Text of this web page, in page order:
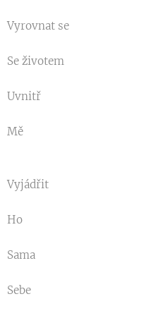
Vyrovnat se
Se životem
Uvnitř
Mě
Vyjádřit
Ho
Sama
Sebe